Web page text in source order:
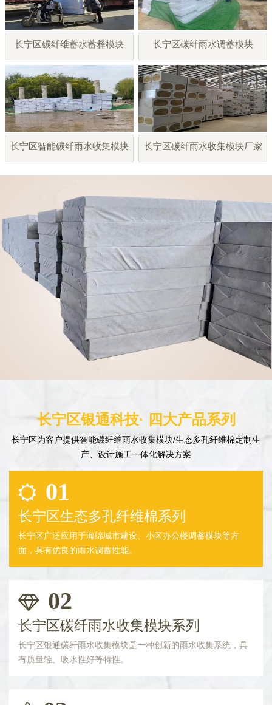
长宁区碳纤维蓄水蓄释模块 长宁区碳纤雨水调蓄模块
长宁区智能碳纤雨水收集模块 长宁区碳纤雨水收集模块厂家
长宁区银通科技· 四大产品系列
长宁区为客户提供智能碳纤维雨水收集模块/生态多孔纤维棉定制生
产、设计施工一体化解决方案
01
长宁区生态多孔纤维棉系列
长宁区广泛应用于海绵城市建设、小区办公楼调蓄模块等方
面，具有优良的雨水调蓄性能。
02
长宁区碳纤雨水收集模块系列
长宁区银通碳纤雨水收集模块是一种创新的雨水收集系统，具
有质量轻、吸水性好等特性。